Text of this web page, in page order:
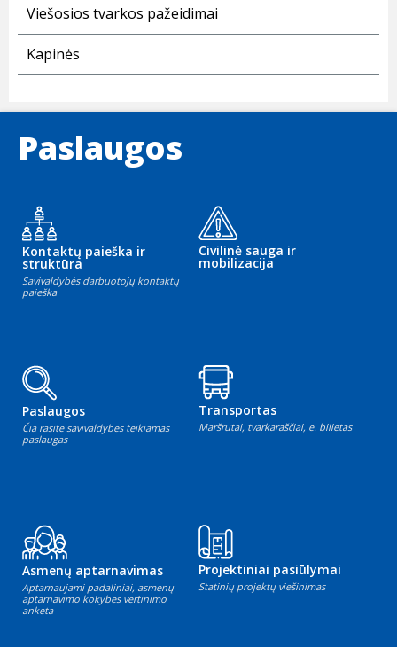
Viešosios tvarkos pažeidimai
Kapinės
Paslaugos
Kontaktų paieška ir
struktūra
Savivaldybės darbuotojų kontaktų
paieška
Civilinė sauga ir
mobilizacija
Paslaugos
Čia rasite savivaldybės teikiamas
paslaugas
Transportas
Maršrutai, tvarkaraščiai, e. bilietas
Asmenų aptarnavimas
Aptarnaujami padaliniai, asmenų
aptarnavimo kokybės vertinimo
anketa
Projektiniai pasiūlymai
Statinių projektų viešinimas